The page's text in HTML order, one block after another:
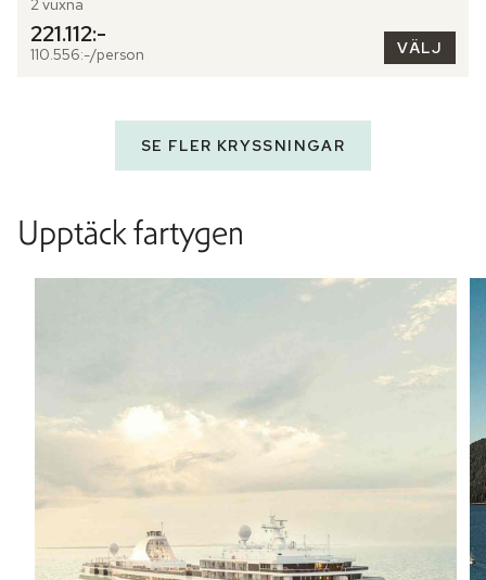
2 vuxna
221.112:-
110.556:-/person VÄLJ
SE FLER KRYSSNINGAR
Upptäck fartygen